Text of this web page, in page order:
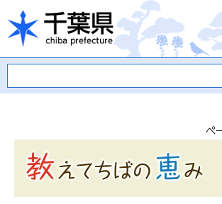
千葉県
ペ